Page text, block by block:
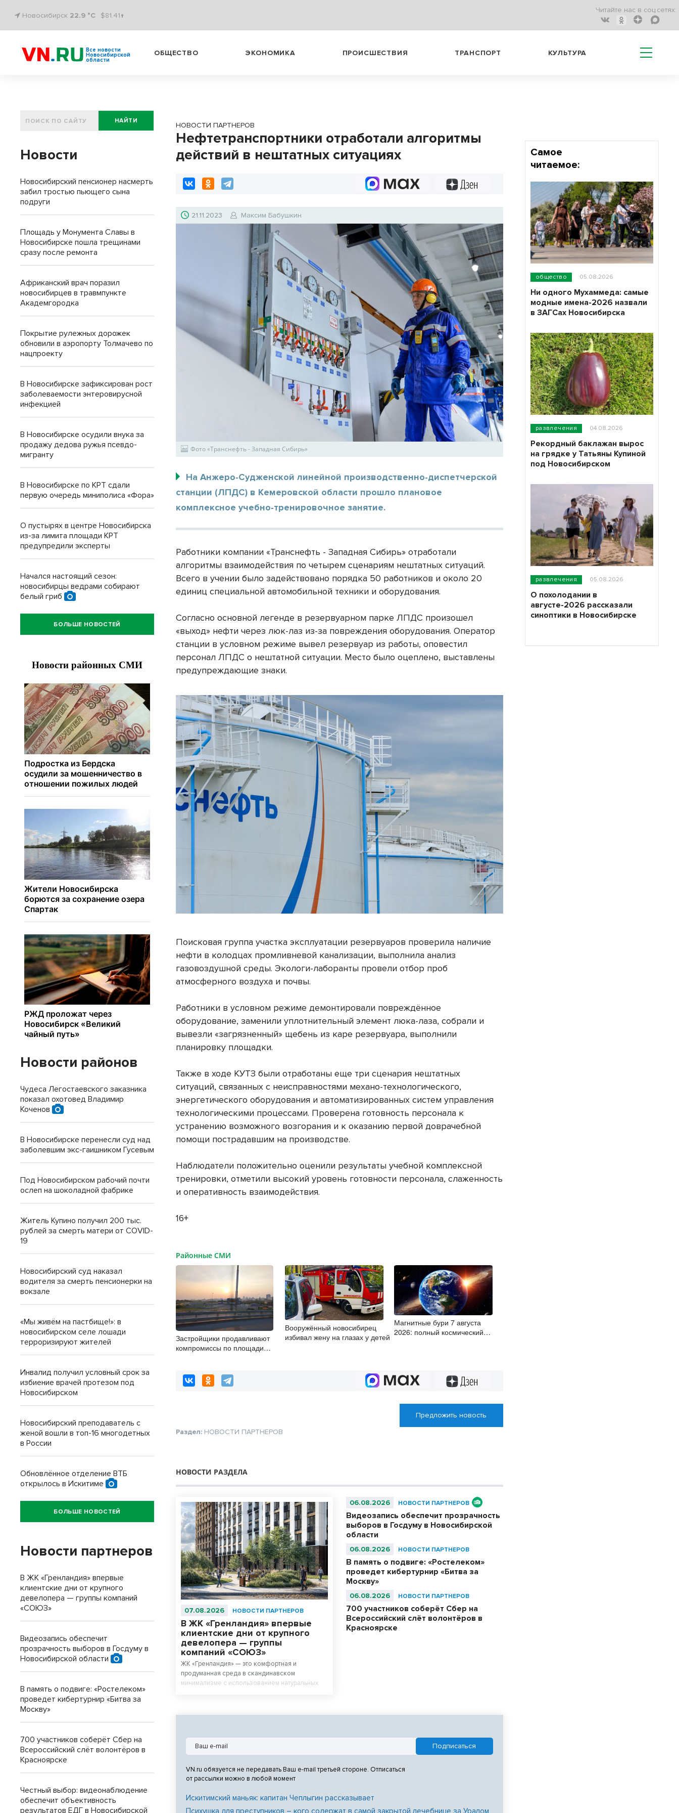
Новосибирск 22.9 °C $81.41↑
Читайте нас в соц.сетях:
Все новости
Новосибирской
области
ОБЩЕСТВО ЭКОНОМИКА ПРОИСШЕСТВИЯ ТРАНСПОРТ КУЛЬТУРА
НОВОСТИ ПАРТНЕРОВ
Нефтетранспортники отработали алгоритмы
действий в нештатных ситуациях
21.11.2023 Максим Бабушкин
Фото «Транснефть - Западная Сибирь»
На Анжеро-Судженской линейной производственно-диспетчерской
станции (ЛПДС) в Кемеровской области прошло плановое
комплексное учебно-тренировочное занятие.
Работники компании «Транснефть - Западная Сибирь» отработали
алгоритмы взаимодействия по четырем сценариям нештатных ситуаций.
Всего в учении было задействовано порядка 50 работников и около 20
единиц специальной автомобильной техники и оборудования.
Согласно основной легенде в резервуарном парке ЛПДС произошел
«выход» нефти через люк-лаз из-за повреждения оборудования. Оператор
станции в условном режиме вывел резервуар из работы, оповестил
персонал ЛПДС о нештатной ситуации. Место было оцеплено, выставлены
предупреждающие знаки.
Поисковая группа участка эксплуатации резервуаров проверила наличие
нефти в колодцах промливневой канализации, выполнила анализ
газовоздушной среды. Экологи-лаборанты провели отбор проб
атмосферного воздуха и почвы.
Работники в условном режиме демонтировали повреждённое
оборудование, заменили уплотнительный элемент люка-лаза, собрали и
вывезли «загрязненный» щебень из каре резервуара, выполнили
планировку площадки.
Также в ходе КУТЗ были отработаны еще три сценария нештатных
ситуаций, связанных с неисправностями механо-технологического,
энергетического оборудования и автоматизированных систем управления
технологическими процессами. Проверена готовность персонала к
устранению возможного возгорания и к оказанию первой доврачебной
помощи пострадавшим на производстве.
Наблюдатели положительно оценили результаты учебной комплексной
тренировки, отметили высокий уровень готовности персонала, слаженность
и оперативность взаимодействия.
16+
Районные СМИ
Застройщики продавливают
компромиссы по площади
Вооружённый новосибирец
избивал жену на глазах у детей
Магнитные бури 7 августа
2026: полный космический
Предложить новость
Раздел: НОВОСТИ ПАРТНЕРОВ
НОВОСТИ РАЗДЕЛА
07.08.2026 НОВОСТИ ПАРТНЕРОВ
В ЖК «Гренландия» впервые
клиентские дни от крупного
девелопера — группы
компаний «СОЮЗ»
ЖК «Гренландия» — это комфортная и
продуманная среда в скандинавском
минимализме с использованием натуральных
06.08.2026 НОВОСТИ ПАРТНЕРОВ
Видеозапись обеспечит прозрачность
выборов в Госдуму в Новосибирской
области
06.08.2026 НОВОСТИ ПАРТНЕРОВ
В память о подвиге: «Ростелеком»
проведет кибертурнир «Битва за
Москву»
06.08.2026 НОВОСТИ ПАРТНЕРОВ
700 участников соберёт Сбер на
Всероссийский слёт волонтёров в
Красноярске
VN.ru обязуется не передавать Ваш e-mail третьей стороне. Отписаться
от рассылки можно в любой момент
Искитимский маньяк: капитан Чеплыгин рассказывает
Психушка для преступников – кого содержат в самой закрытой лечебнице за Уралом
НАЙТИ
Новости
Новосибирский пенсионер насмерть
забил тростью пьющего сына
подруги
Площадь у Монумента Славы в
Новосибирске пошла трещинами
сразу после ремонта
Африканский врач поразил
новосибирцев в травмпункте
Академгородка
Покрытие рулежных дорожек
обновили в аэропорту Толмачево по
нацпроекту
В Новосибирске зафиксирован рост
заболеваемости энтеровирусной
инфекцией
В Новосибирске осудили внука за
продажу дедова ружья псевдо-
мигранту
В Новосибирске по КРТ сдали
первую очередь миниполиса «Фора»
О пустырях в центре Новосибирска
из-за лимита площади КРТ
предупредили эксперты
Начался настоящий сезон:
новосибирцы ведрами собирают
белый гриб
БОЛЬШЕ НОВОСТЕЙ
Новости районов
Чудеса Легостаевского заказника
показал охотовед Владимир
Коченов
В Новосибирске перенесли суд над
заболевшим экс-гаишником Гусевым
Под Новосибирском рабочий почти
ослеп на шоколадной фабрике
Житель Купино получил 200 тыс.
рублей за смерть матери от COVID-
19
Новосибирский суд наказал
водителя за смерть пенсионерки на
вокзале
«Мы живём на пастбище!»: в
новосибирском селе лошади
терроризируют жителей
Инвалид получил условный срок за
избиение врачей протезом под
Новосибирском
Новосибирский преподаватель с
женой вошли в топ-16 многодетных
в России
Обновлённое отделение ВТБ
открылось в Искитиме
БОЛЬШЕ НОВОСТЕЙ
Новости партнеров
В ЖК «Гренландия» впервые
клиентские дни от крупного
девелопера — группы компаний
«СОЮЗ»
Видеозапись обеспечит
прозрачность выборов в Госдуму в
Новосибирской области
В память о подвиге: «Ростелеком»
проведет кибертурнир «Битва за
Москву»
700 участников соберёт Сбер на
Всероссийский слёт волонтёров в
Красноярске
Честный выбор: видеонаблюдение
обеспечит объективность
результатов ЕДГ в Новосибирской
Самое
читаемое:
общество 05.08.2026
Ни одного Мухаммеда: самые
модные имена-2026 назвали
в ЗАГСах Новосибирска
развлечения 04.08.2026
Рекордный баклажан вырос
на грядке у Татьяны Купиной
под Новосибирском
развлечения 05.08.2026
О похолодании в
августе-2026 рассказали
синоптики в Новосибирске